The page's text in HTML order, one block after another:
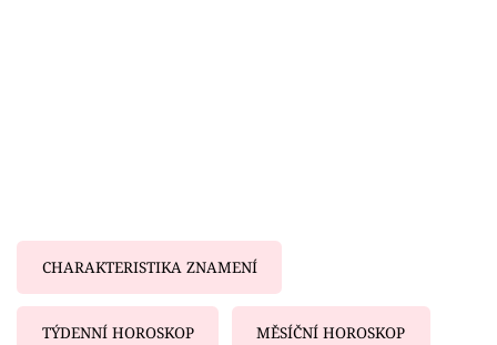
Sledujte nás
CHARAKTERISTIKA ZNAMENÍ
TÝDENNÍ HOROSKOP MĚSÍČNÍ HOROSKOP